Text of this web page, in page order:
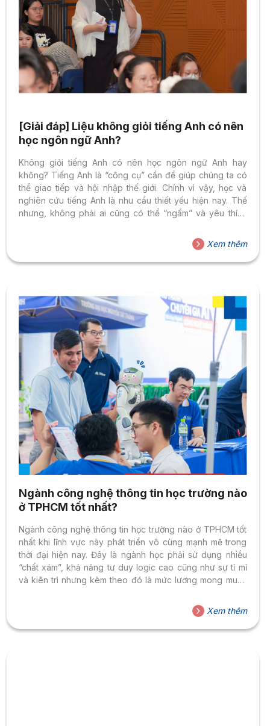
[Giải đáp] Liệu không giỏi tiếng Anh có nên
học ngôn ngữ Anh?
Không giỏi tiếng Anh có nên học ngôn ngữ Anh hay
không? Tiếng Anh là “công cụ” cần để giúp chúng ta có
thể giao tiếp và hội nhập thế giới. Chính vì vậy, học và
nghiên cứu tiếng Anh là nhu cầu thiết yếu hiện nay. Thế
nhưng, không phải ai cũng có thể “ngấm” và yêu thích
Hoa Sen sẽ giúp bạn giải đáp thắc mắc xem liệu không
giỏi tiếng Anh có nên học ngôn ngữ Anh không nhé. Lý
do nên học tiếng Anh...
Xem thêm
Ngành công nghệ thông tin học trường nào
ở TPHCM tốt nhất?
Ngành công nghệ thông tin học trường nào ở TPHCM tốt
nhất khi lĩnh vực này phát triển vô cùng mạnh mẽ trong
thời đại hiện nay. Đây là ngành học phải sử dụng nhiều
“chất xám”, khả năng tư duy logic cao cũng như sự tỉ mỉ
và kiên trì nhưng kèm theo đó là mức lương mong muốn
trường đại học được đánh giá cao trong bài viết dưới đây
của Đại học Hoa Sen. Từ đó lựa chọn được trường đại
học phù hợp sát...
Xem thêm